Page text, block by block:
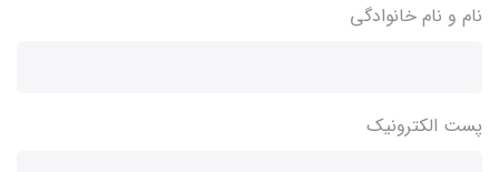
نام و نام خانوادگی
پست الکترونیک